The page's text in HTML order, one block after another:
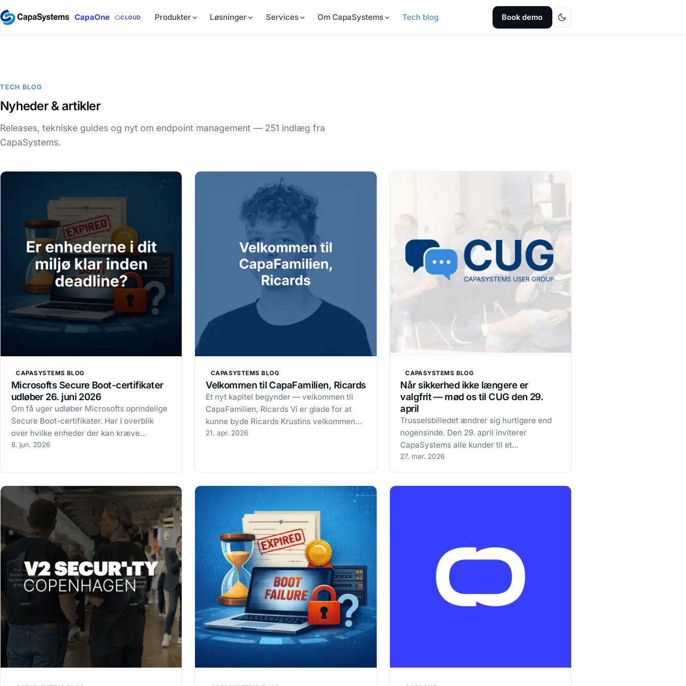
CapaOne CLOUD Produkter Løsninger Services Om CapaSystems Tech blog Book demo
TECH BLOG
Nyheder & artikler
Releases, tekniske guides og nyt om endpoint management — 251 indlæg fra
CapaSystems.
CAPASYSTEMS BLOG
Microsofts Secure Boot-certifikater
udløber 26. juni 2026
Om få uger udløber Microsofts oprindelige
Secure Boot-certifikater. Har I overblik
over hvilke enheder der kan kræve
opmærksomhed inden deadline? Mange IT-
8. jun. 2026
CAPASYSTEMS BLOG
Velkommen til CapaFamilien, Ricards
Et nyt kapitel begynder — velkommen til
CapaFamilien, Ricards Vi er glade for at
kunne byde Ricards Krustins velkommen
som ny elev hos CapaSystems. Ricards er i
21. apr. 2026
CAPASYSTEMS BLOG
Når sikkerhed ikke længere er
valgfrit — mød os til CUG den 29.
april
Trusselsbilledet ændrer sig hurtigere end
nogensinde. Den 29. april inviterer
CapaSystems alle kunder til et
halvdagsprogram i Skanderborg — med
27. mar. 2026